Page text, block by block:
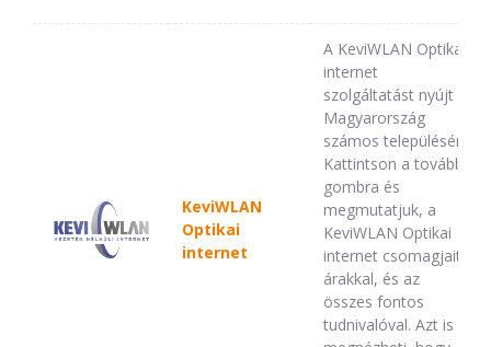
KeviWLAN
Optikai
internet
A KeviWLAN Optikai
internet
szolgáltatást nyújt
Magyarország
számos településén.
Kattintson a tovább
gombra és
megmutatjuk, a
KeviWLAN Optikai
internet csomagjait,
árakkal, és az
összes fontos
tudnivalóval. Azt is